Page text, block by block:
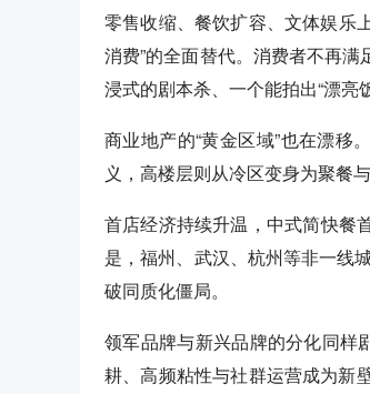
零售收缩、餐饮扩容、文体娱乐
消费”的全面替代。消费者不再
浸式的剧本杀、一个能拍出“漂亮
商业地产的“黄金区域”也在漂移
义，高楼层则从冷区变身为聚餐
首店经济持续升温，中式简快餐
是，福州、武汉、杭州等非一线
破同质化僵局。
领军品牌与新兴品牌的分化同样
耕、高频粘性与社群运营成为新